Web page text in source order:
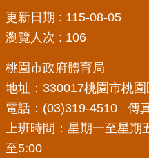
資
訊
開
回
首
頁
更新日期
115-08-05
瀏覽人次
106
桃園市政府體育局
地址：330017桃園市桃
電話：(03)319-4510 傳
上班時間：星期一至星
至5:00